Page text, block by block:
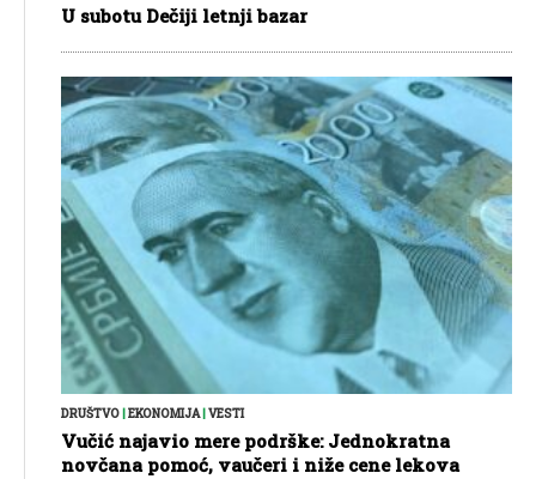
U subotu Dečiji letnji bazar
DRUŠTVO EKONOMIJA| VESTI
Vučić najavio mere podrške: Jednokratna
novčana pomoć, vaučeri i niže cene lekova